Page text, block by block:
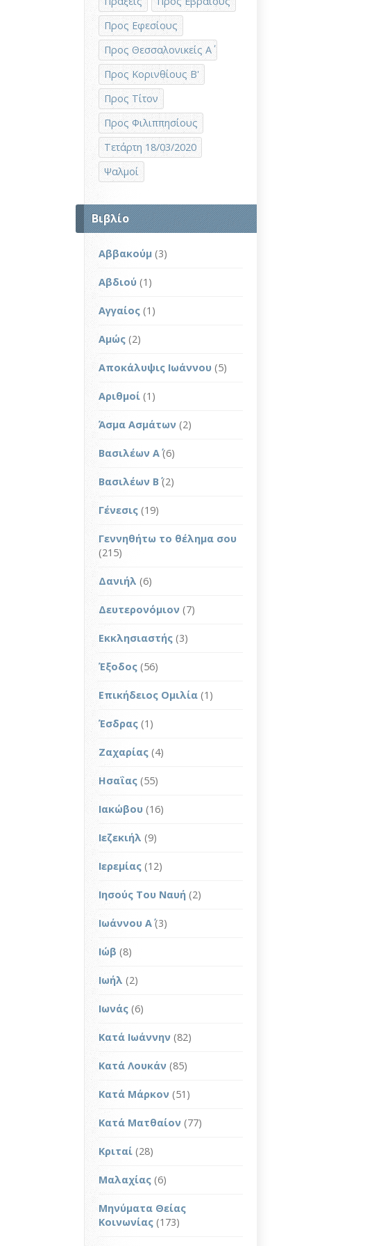
Προς Εφεσίους
Προς Θεσσαλονικείς Α΄
Προς Κορινθίους Β'
Προς Τίτον
Προς Φιλιππησίους
Τετάρτη 18/03/2020
Ψαλμοί
Βιβλίο
Αββακούμ (3)
Αβδιού (1)
Αγγαίος (1)
Αμώς (2)
Αποκάλυψις Ιωάννου (5)
Αριθμοί (1)
Άσμα Ασμάτων (2)
Βασιλέων Α΄(6)
Βασιλέων Β΄ (2)
Γένεσις (19)
Γεννηθήτω το θέλημα σου
(215)
Δανιήλ (6)
Δευτερονόμιον (7)
Εκκλησιαστής (3)
Έξοδος (56)
Επικήδειος Ομιλία (1)
Έσδρας (1)
Ζαχαρίας (4)
Ησαΐας (55)
Ιακώβου (16)
Ιεζεκιήλ (9)
Ιερεμίας (12)
Ιησούς Του Ναυή (2)
Ιωάννου Α΄(3)
Ιώβ (8)
Ιωήλ (2)
Ιωνάς (6)
Κατά Ιωάννην (82)
Κατά Λουκάν (85)
Κατά Μάρκον (51)
Κατά Ματθαίον (77)
Κριταί (28)
Μαλαχίας (6)
Μηνύματα Θείας
Κοινωνίας (173)